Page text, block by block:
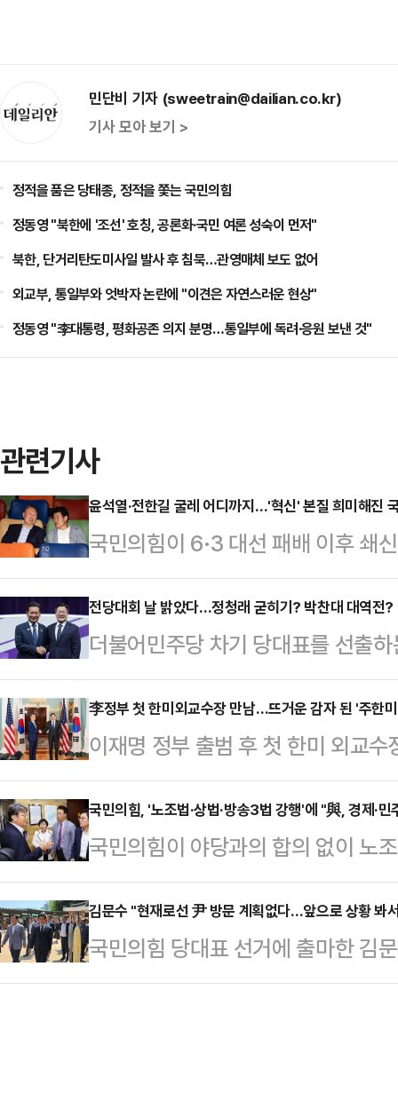
민단비 기자 (sweetrain@dailian.co.kr)
기사 모아 보기 >
정적을 품은 당태종, 정적을 쫓는 국민의힘
정동영 "북한에 '조선' 호칭, 공론화·국민 여론 성숙이 먼저"
북한, 단거리탄도미사일 발사 후 침묵…관영매체 보도 없어
외교부, 통일부와 엇박자 논란에 "이견은 자연스러운 현상"
정동영 "李대통령, 평화공존 의지 분명…통일부에 독려·응원 보낸 것"
관련기사
윤석열·전한길 굴레 어디까지…'혁신' 본질 희미해진
국민의힘이 6·3 대선 패배 이후 쇄
월 22일 전당대회를 앞두고 윤석열
전한길 씨에 대한 굴레에서 벗어나
계파 갈등이 갈수록 극심해지는 상
진단하고 비전 경쟁에 나서기보다
을 희미하게 만드는 분위기다.1일
유력 주자들의 입에는 윤 전 대통령
후보와 장동…
전당대회 날 밝았다…정청래 굳히기? 박찬대 대역전
더불어민주당 차기 당대표를 선출
원 투표와 각종 여론조사에서 우위
지, 투표율이 공개되지 않는 깜깜이
가 극적으로 역전승을 할지 결과에
고양시 일산서구 킨텍스에서 임시
대표 후보 신청 기간에 정청래·박
으로 진행돼왔다.이날은 호남과 경
당원 대상 온라인 투표 결과…
李정부 첫 한미외교수장 만남…뜨거운 감자 된 '주한
이재명 정부 출범 후 첫 한미 외교
후 사실상 중단됐던 대미외교가 정
화' 논의와 맞물려 주한미군 역할
상할 조짐을 보인다.조현 외교부
국무장관과 워싱턴DC에서 회담을
자리에서 한미동맹, 한미일 공조,
정부의 외교 철학을 미국 측과 공유
동 목표를 …
국민의힘, '노조법·상법·방송3법 강행'에 "與, 경제·민
국민의힘이 야당과의 합의 없이 노
어민주당을 향해 이재명 대통령의 '
며 "기어이 우리 경제와 민주주의
법위원회 소속인 국민의힘 박형수·
원은 1일 국회에서 기자회견을 열
김문수 "현재로선 尹 방문 계획없다…앞으로 상황 봐
국민의힘 당대표 선거에 출마한 김
윤석열 전 대통령을 면회할 것인지